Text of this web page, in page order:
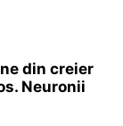
din creier
Neuronii